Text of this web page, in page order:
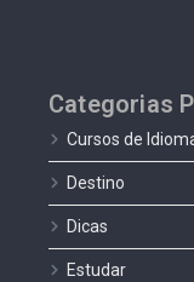
Categorias
Cursos de
Destino
Dicas
Estudar